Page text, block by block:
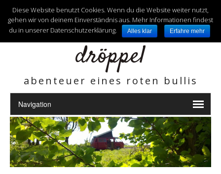
unterwegs mit
dröppel
abenteuer eines roten bullis
Diese Website benutzt Cookies. Wenn du die Website weiter nutzt,
gehen wir von deinem Einverständnis aus. Mehr Informationen findest
du in unserer Datenschutzerklärung.
Alles klar Erfahre mehr